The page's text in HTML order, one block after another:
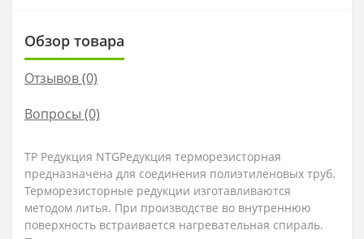
Обзор товара
Отзывов (0)
Вопросы (0)
ТР Редукция NTGРедукция терморезисторная
предназначена для соединения полиэтиленовых труб.
Терморезисторные редукции изготавливаются
методом литья. При производстве во внутреннюю
поверхность встраивается нагревательная спираль.